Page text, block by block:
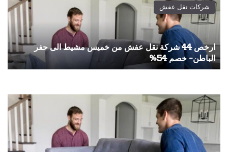
شركات نقل عفش
ارخص 44 شركة نقل عفش من خميس مشيط الى حفر
الباطن- خصم 54%